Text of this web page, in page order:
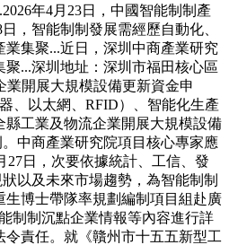
年4月23日，中國智能制制產
，智能制制發展需經歷自動化、
集聚...近日，深圳中商產業研究
...深圳地址：深圳市福田核心區
開展大規模設備更新資金申
、以太網、RFID）、智能化生產
縣工業及物流企業開展大規模設備
中商產業研究院項目核心專家應
日，次要依據統計、工信、發
以及未來市場趨勢，為智能制制
博士帶隊率規劃編制項目組赴廣
制制沉點企業情報等內容進行詳
責任。就《贛州市十五五新型工